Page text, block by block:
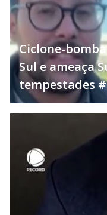
Ciclone-
Sul e ameaça
tempestades